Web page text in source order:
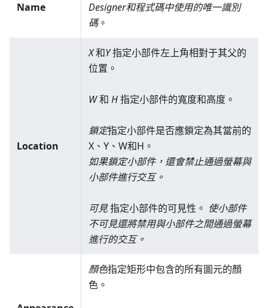
Name
Designer和程式碼中使用的唯一識別
碼。
Location
X和Y指定小部件左上角相對于其父的
位置。
W和 H指定小部件的寬度和高度。
鎖定指定小部件是否應鎖定為其當前的
X、Y、W和H。
如果鎖定小部件，還會禁止通過螢幕與
小部件進行交互。
可見指定小部件的可見性。 使小部件
不可見還將禁用與小部件之間通過螢幕
進行的交互。
顏色指定矩形中包含的所有圖元的顏
色。